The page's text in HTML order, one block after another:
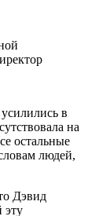
в
на
остальные
людей,
Дэвид
эту